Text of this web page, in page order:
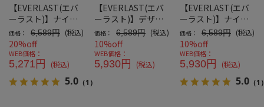
【EVERLAST(エバ
ーラスト)】ナイロ
ンストレッチロング
パンツ
価格： 6,589円 (税込)
20%off
WEB価格：
5,271円 (税込)
5.0 （1）
【EVERLAST(エバ
ーラスト)】デザイ
ンプリントロングパ
ンツ
価格： 6,589円 (税込)
10%off
WEB価格：
5,930円 (税込)
【EVERLAST(エバ
ーラスト)】ナイロ
ンストレッチロング
パンツ
価格： 6,589円 (税込)
10%off
WEB価格：
5,930円 (税込)
5.0 （1